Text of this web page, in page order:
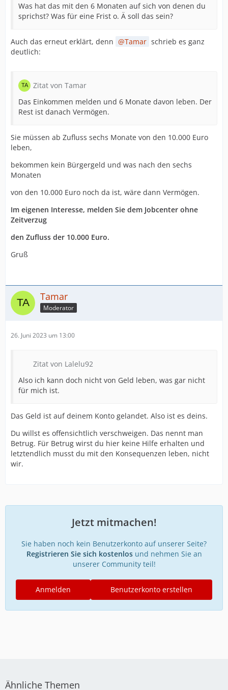
Was hat das mit den 6 Monaten auf sich von denen du
sprichst? Was für eine Frist o. Ä soll das sein?
Auch das erneut erklärt, denn Tamar schrieb es ganz
deutlich:
Zitat von Tamar
Das Einkommen melden und 6 Monate davon leben. Der
Rest ist danach Vermögen.
Sie müssen ab Zufluss sechs Monate von den 10.000 Euro
leben,
bekommen kein Bürgergeld und was nach den sechs
Monaten
von den 10.000 Euro noch da ist, wäre dann Vermögen.
Im eigenen Interesse, melden Sie dem Jobcenter ohne
Zeitverzug
den Zufluss der 10.000 Euro.
Gruß
Tamar
Moderator
26. Juni 2023 um 13:00
Zitat von Lalelu92
Also ich kann doch nicht von Geld leben, was gar nicht
für mich ist.
Das Geld ist auf deinem Konto gelandet. Also ist es deins.
Du willst es offensichtlich verschweigen. Das nennt man
Betrug. Für Betrug wirst du hier keine Hilfe erhalten und
letztendlich musst du mit den Konsequenzen leben, nicht
wir.
Jetzt mitmachen!
Sie haben noch kein Benutzerkonto auf unserer Seite?
Registrieren Sie sich kostenlosund nehmen Sie an
unserer Community teil!
Benutzerkonto erstellen
Anmelden
Ähnliche Themen